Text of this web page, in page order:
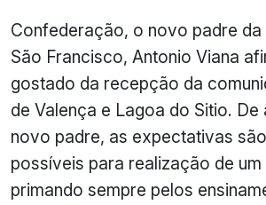
Confederação, o novo padre da
São Francisco, Antonio Viana
gostado da recepção da
de Valença e Lagoa do Sitio.
novo padre, as expectativas
possíveis para realização de
primando sempre pelos